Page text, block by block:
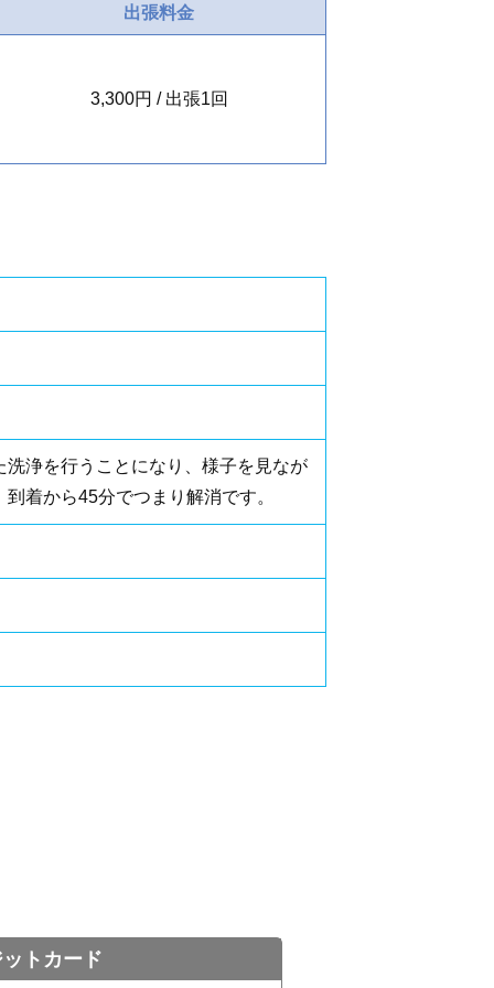
出張料金
3,300円 / 出張1回
浄を行うことになり、様子を見なが
着から45分でつまり解消です。
トカード